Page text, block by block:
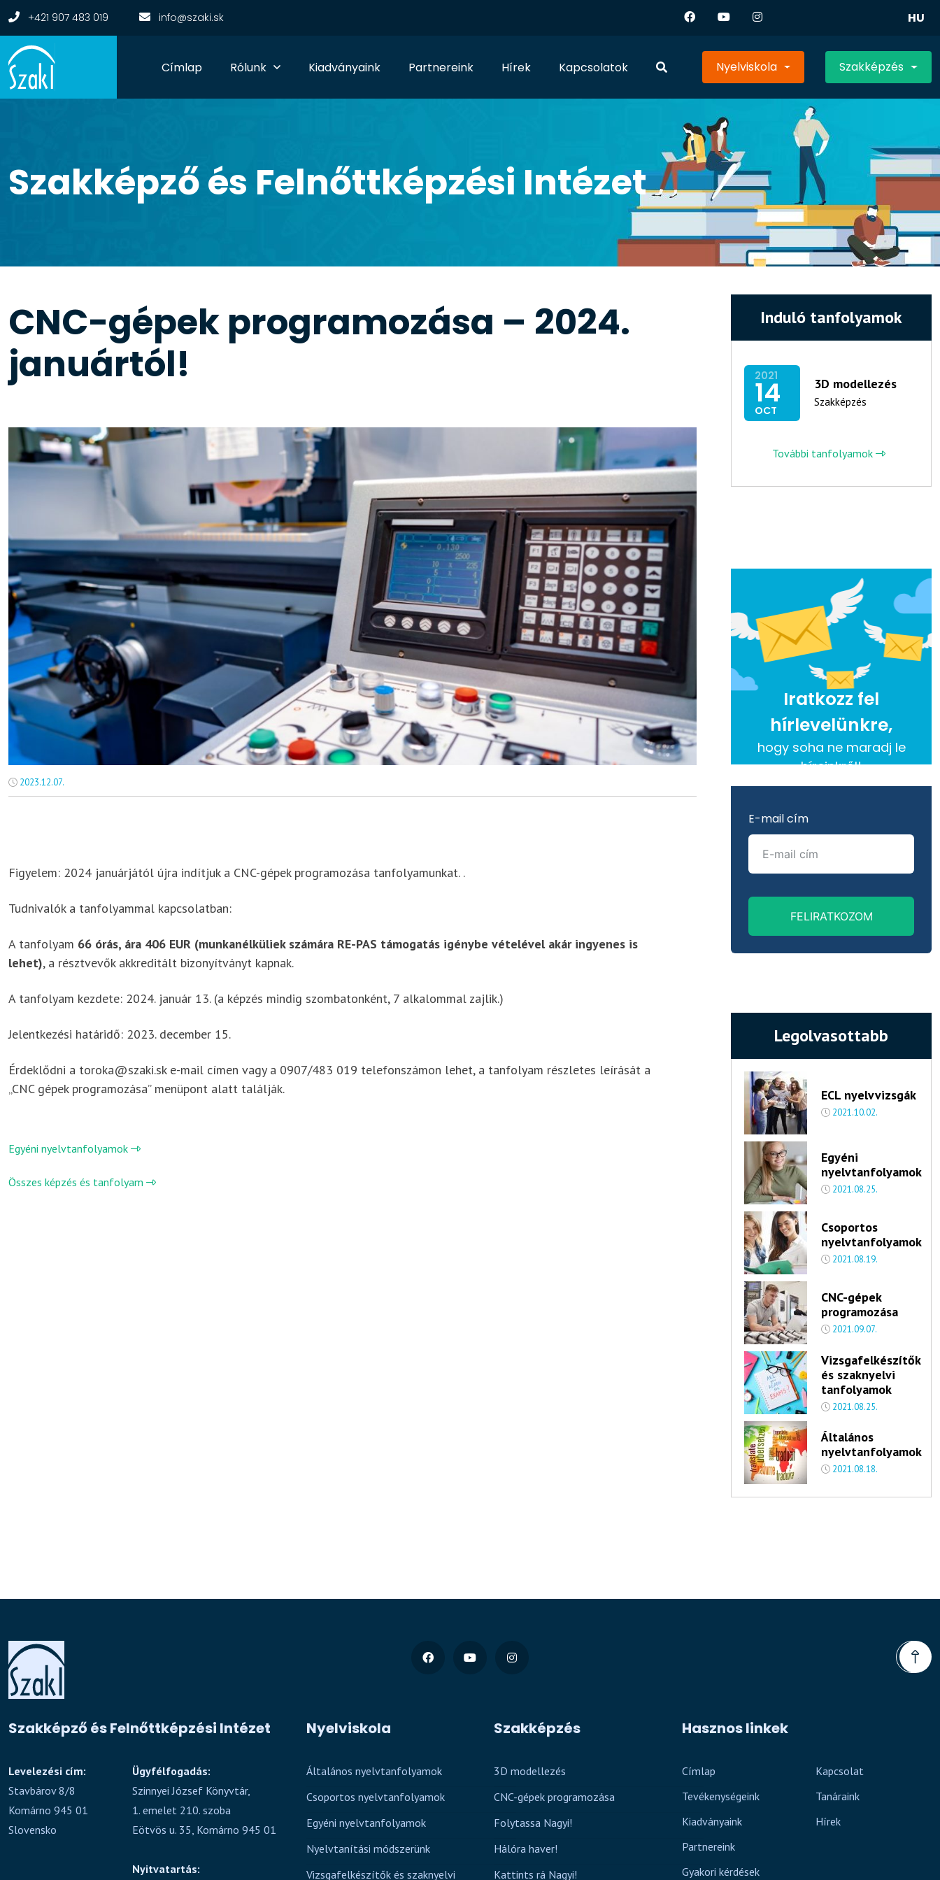
+421 907 483 019 info@szaki.sk HU
Címlap Rólunk Kiadványaink Partnereink Hírek Kapcsolatok Nyelviskola Szakképzés
Szakképző és Felnőttképzési Intézet
CNC-gépek programozása – 2024.
januártól!
2023.12.07.
Figyelem: 2024 januárjától újra indítjuk a CNC-gépek programozása tanfolyamunkat. .
Tudnivalók a tanfolyammal kapcsolatban:
A tanfolyam 66 órás, ára 406 EUR (munkanélküliek számára RE-PAS támogatás igénybe vételével akár ingyenes is
lehet), a résztvevők akkreditált bizonyítványt kapnak.
A tanfolyam kezdete: 2024. január 13. (a képzés mindig szombatonként, 7 alkalommal zajlik.)
Jelentkezési határidő: 2023. december 15.
Érdeklődni a toroka@szaki.sk e-mail címen vagy a 0907/483 019 telefonszámon lehet, a tanfolyam részletes leírását a
„CNC gépek programozása” menüpont alatt találják.
Egyéni nyelvtanfolyamok
Összes képzés és tanfolyam
Induló tanfolyamok
2021
14
OCT
3D modellezés
Szakképzés
További tanfolyamok
Iratkozz fel
hírlevelünkre,
hogy soha ne maradj le
híreinkről!
E-mail cím
FELIRATKOZOM
Legolvasottabb
ECL nyelvvizsgák
2021.10.02.
Egyéni
nyelvtanfolyamok
2021.08.25.
Csoportos
nyelvtanfolyamok
2021.08.19.
CNC-gépek
programozása
2021.09.07.
Vizsgafelkészítők
és szaknyelvi
tanfolyamok
2021.08.25.
Általános
nyelvtanfolyamok
2021.08.18.
Szakképző és Felnőttképzési Intézet
Levelezési cím:
Stavbárov 8/8
Komárno 945 01
Slovensko
Ügyfélfogadás:
Szinnyei József Könyvtár,
1. emelet 210. szoba
Eötvös u. 35, Komárno 945 01
Nyitvatartás:
Nyelviskola
Általános nyelvtanfolyamok
Csoportos nyelvtanfolyamok
Egyéni nyelvtanfolyamok
Nyelvtanítási módszerünk
Vizsgafelkészítők és szaknyelvi
Szakképzés
3D modellezés
CNC-gépek programozása
Folytassa Nagyi!
Hálóra haver!
Kattints rá Nagyi!
Hasznos linkek
Címlap
Tevékenységeink
Kiadványaink
Partnereink
Gyakori kérdések
Kapcsolat
Tanáraink
Hírek